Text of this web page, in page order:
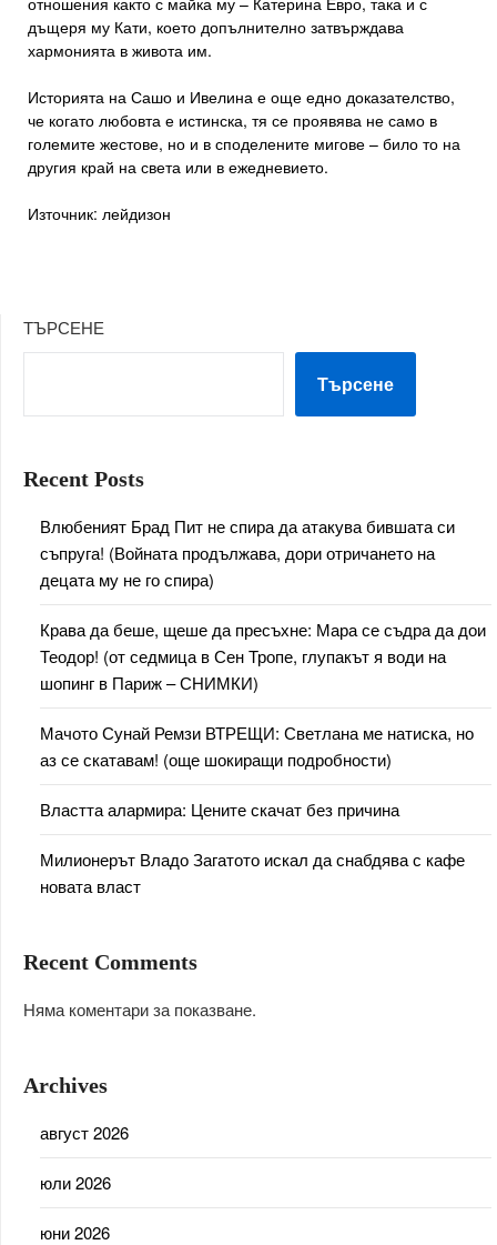
дъщеря му Кати, което допълнително затвърждава
хармонията в живота им.
Историята на Сашо и Ивелина е още едно доказателство,
че когато любовта е истинска, тя се проявява не само в
големите жестове, но и в споделените мигове – било то на
другия край на света или в ежедневието.
Източник: лейдизон
ТЪРСЕНЕ
Търсене
Recent Posts
Влюбеният Брад Пит не спира да атакува бившата си
съпруга! (Войната продължава, дори отричането на
децата му не го спира)
Крава да беше, щеше да пресъхне: Мара се съдра да дои
Теодор! (от седмица в Сен Тропе, глупакът я води на
шопинг в Париж – СНИМКИ)
Мачото Сунай Ремзи ВТРЕЩИ: Светлана ме натиска, но
аз се скатавам! (още шокиращи подробности)
Властта алармира: Цените скачат без причина
Милионерът Владо Загатото искал да снабдява с кафе
новата власт
Recent Comments
Няма коментари за показване.
Archives
август 2026
юли 2026
юни 2026